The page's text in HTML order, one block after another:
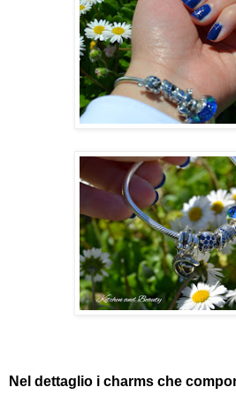
Nel dettaglio i charms che